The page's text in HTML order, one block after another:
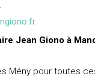
Jean Giono à
Mény pour toutes